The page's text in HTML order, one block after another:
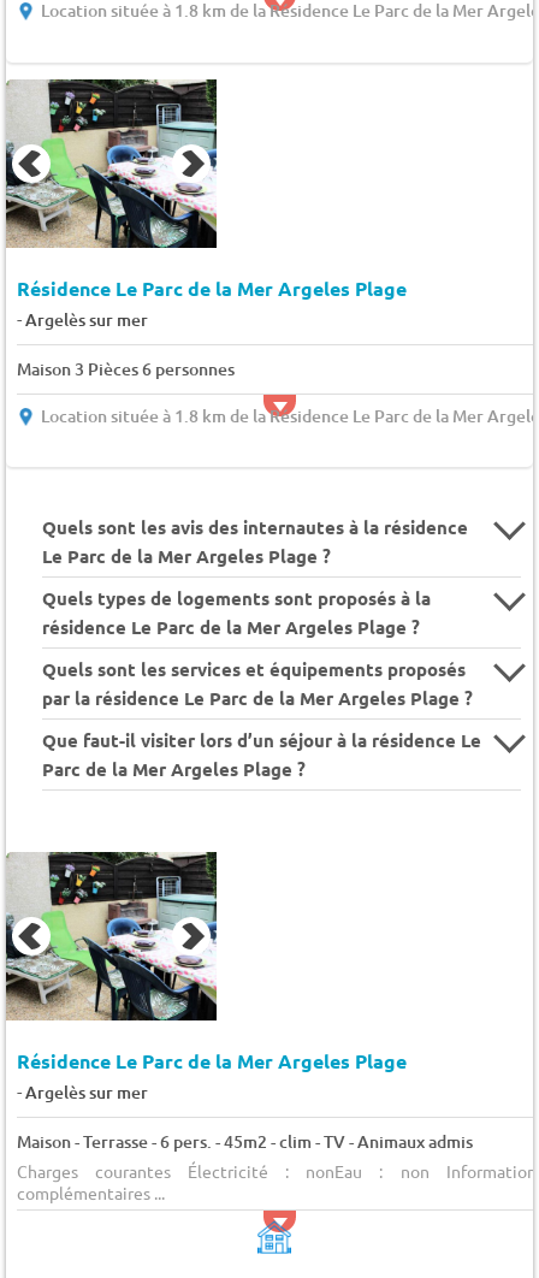
Location située à 1.8 km de la Résidence Le Parc de la Mer
Résidence Le Parc de la Mer Argeles Plage
-Argelès sur mer
Maison 3 Pièces 6 personnes
Location située à 1.8 km de la Résidence Le Parc de la Mer
Quels sont les avis des internautes à la résidence
Le Parc de la Mer Argeles Plage ?
Quels types de logements sont proposés à la
résidence Le Parc de la Mer Argeles Plage ?
Quels sont les services et équipements proposés
par la résidence Le Parc de la Mer Argeles Plage ?
Que faut-il visiter lors d’un séjour à la résidence Le
Parc de la Mer Argeles Plage ?
Résidence Le Parc de la Mer Argeles Plage
-Argelès sur mer
Maison - Terrasse - 6 pers. - 45m2 - clim - TV - Animaux admis
Charges courantes Électricité : nonEau : non
complémentaires ...